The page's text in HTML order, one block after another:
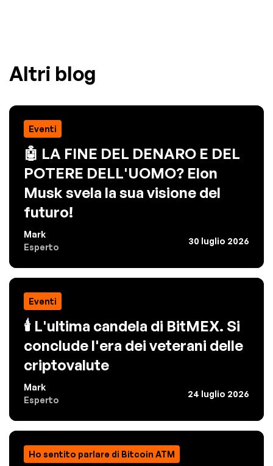
Altri blog
Eventi
🤖 LA FINE DEL DENARO E DEL
POTERE DELL'UOMO? Elon
Musk svela la sua visione del
futuro!
Mark
Esperto
30 luglio 2026
Eventi
🕯️ L'ultima candela di BitMEX. Si
conclude l'era dei veterani delle
criptovalute
Mark
Esperto
24 luglio 2026
Ho sentito parlare di Bitcoin ATM